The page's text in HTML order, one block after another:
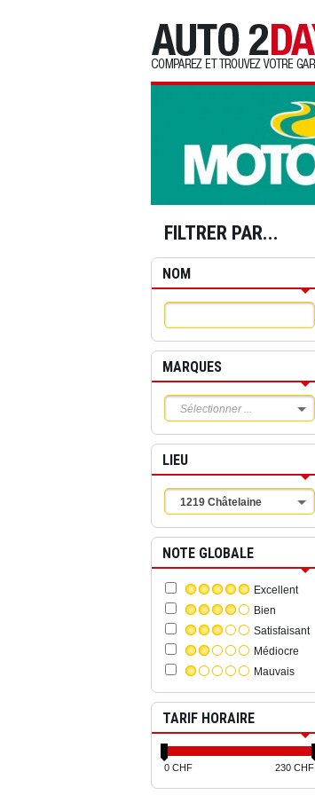
FILTRER PAR...
NOM
MARQUES
Sélectionner ...
LIEU
1219 Châtelaine
NOTE GLOBALE
Excellent
Bien
Satisfaisant
Médiocre
Mauvais
TARIF HORAIRE
0 CHF 230 CHF